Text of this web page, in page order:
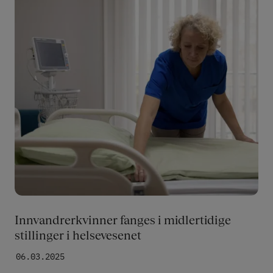
06.03.2025
Innvandrerkvinner fanges i midlertidige
stillinger i helsevesenet